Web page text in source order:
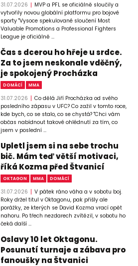
31.07.2026
MVP a PFL se oficiálně sloučily a
vytvořily novou globální platformu pro bojové
sporty "Vysoce spekulované sloučení Most
Valuable Promotions a Professional Fighters
League je oficiálně ...
Čas s dcerou ho hřeje u srdce.
Za to jsem neskonale vděčný,
je spokojený Procházka
DOMÁCÍ MMA
31.07.2026
Co dělá Jiří Procházka od svého
posledního zápasu v UFC? Co zažil v tomto roce,
kde bych, co se stalo, co se chystá? "Chci vám
občas nabídnout takové ohlédnutí za tím, co
jsem v poslední ...
Upletl jsem si na sebe trochu
bič. Mám teď větší motivaci,
říká Kozma před Štvanicí
OKTAGON MMA DOMÁCÍ
31.07.2026
V pátek ráno váha a v sobotu boj.
Roky držel titul v Oktagonu, pak přišly ale
porážky, ze kterých se David Kozma vrací opět
nahoru. Po třech nezdarech zvítězil, v sobotu ho
čeká další ...
Oslavy 10 let Oktagonu.
Posunutí turnaje a zábava pro
fanoušky na Štvanici